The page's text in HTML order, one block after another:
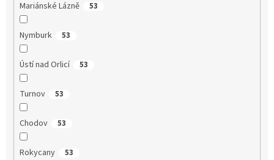
Mariánské Lázně 53
Nymburk 53
Ústí nad Orlicí 53
Turnov 53
Chodov 53
Rokycany 53